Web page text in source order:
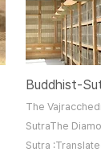
nikaya)에 대응하
敎梵語原本)을 기
國) 삼장(三藏)인
Buddha-yasas)
(竺佛念)과 함께
년(서기 413)에 왕
역한 것이다.이 장
(語) 불전 ..
Buddhist-
The
SutraThe
Sutra